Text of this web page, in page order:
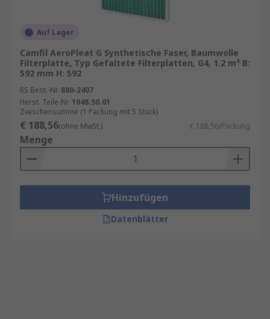
Auf Lager
Camfil AeroPleat G Synthetische Faser, Baumwolle
Filterplatte, Typ Gefaltete Filterplatten, G4, 1.2 m² B:
592 mm H: 592
RS Best.-Nr. 880-2407
Herst. Teile-Nr. 1048.50.01
Zwischensumme (1 Packung mit 5 Stück)
€ 188,56(ohne MwSt.) € 188,56/Packung
Menge
Hinzufügen
Datenblätter